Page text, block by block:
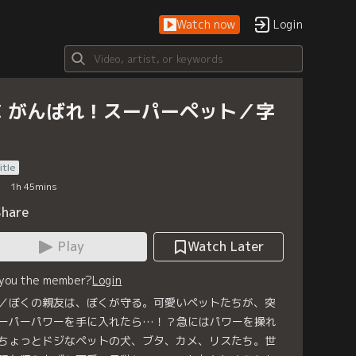
Watch now Login
がんばれ！スーパーペット／字
1h 45mins
Play
Watch Later
the member?Login
ぼくの親友は、ぼくが守る。可愛いペットたちが、突
パーパワーを手に入れたら…！？急にはパワーを操れ
ょっとドジなペットの犬、ブタ、カメ、リスたち。世